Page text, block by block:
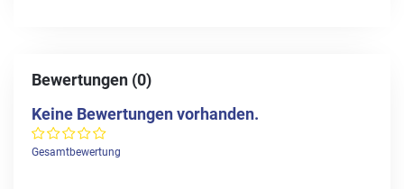
Bewertungen (0)
Keine Bewertungen vorhanden.
Gesamtbewertung